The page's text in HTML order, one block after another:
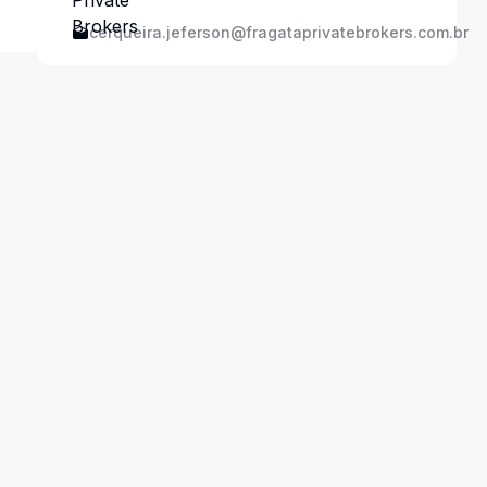
cerqueira.jeferson@fragataprivatebrokers.com.br